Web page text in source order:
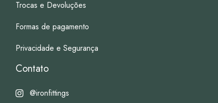
Trocas e Devoluções
Formas de pagamento
Privacidade e Segurança
Contato
@ironfittings